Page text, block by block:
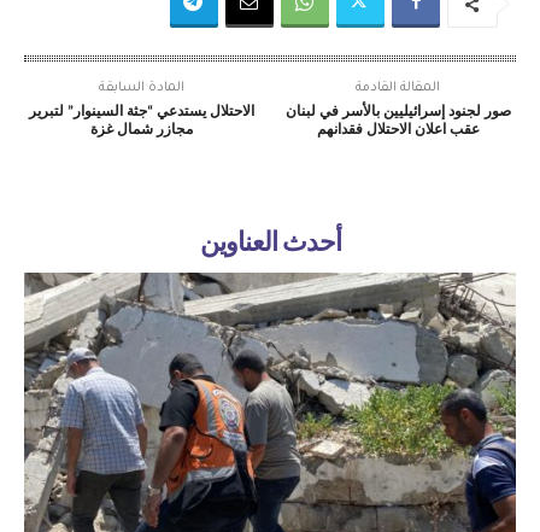
المادة السابقة
الاحتلال يستدعي “جثة السينوار” لتبرير
مجازر شمال غزة
المقالة القادمة
صور لجنود إسرائيليين بالأسر في لبنان
عقب اعلان الاحتلال فقدانهم
أحدث العناوين